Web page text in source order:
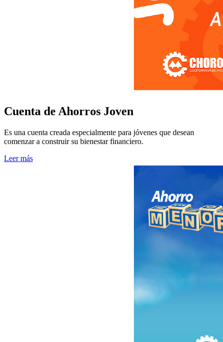
Cuenta de Ahorros Joven
Es una cuenta creada especialmente para jóvenes que desean
comenzar a construir su bienestar financiero.
Leer más